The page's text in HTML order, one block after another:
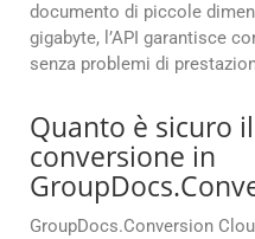
documento di piccole
gigabyte, l’API garantisce
senza problemi di
Quanto è sicuro
conversione in
GroupDocs.Conversion